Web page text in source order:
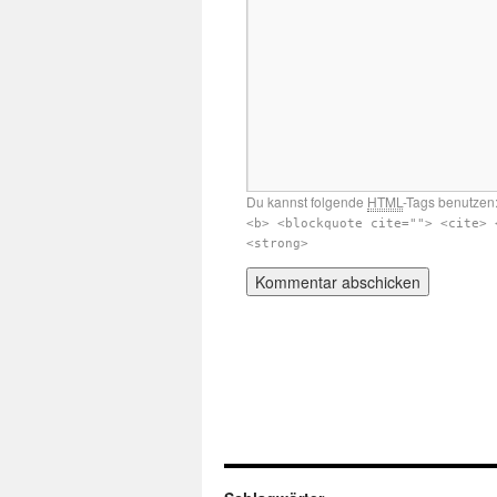
Du kannst folgende HTML -Tags benutzen:
<b> <blockquote cite=""> <cite>
<strong>